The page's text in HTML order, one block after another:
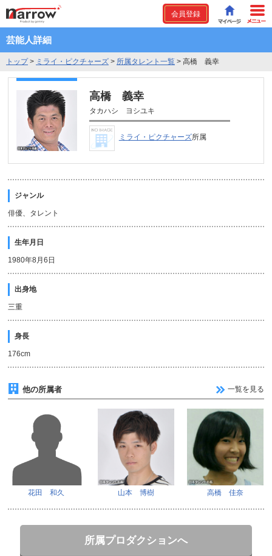
会員登録
芸能人詳細
トップ> ミライ・ピクチャーズ > 所属タレント一覧 > 高橋 義幸
高橋 義幸
タカハシ ヨシユキ
ミライ・ピクチャーズ所属
ジャンル
俳優、タレント
生年月日
1980年8月6日
出身地
三重
身長
176cm
他の所属者 一覧を見る
花田 和久 山本 博樹 高橋 佳奈
所属プロダクションへ